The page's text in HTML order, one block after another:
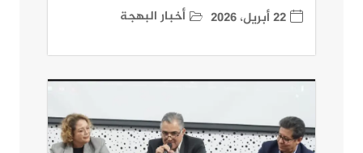
22 أبريل، 2026 أخبار البهجة